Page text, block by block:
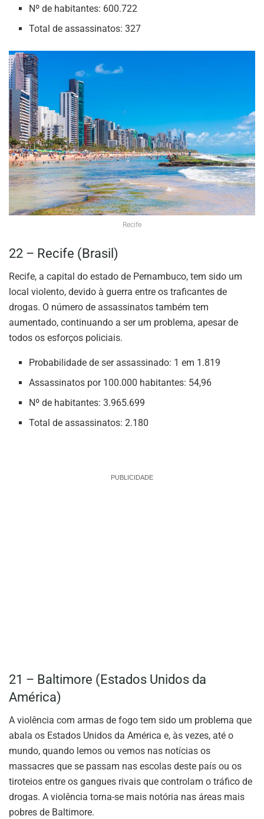
Nº de habitantes: 600.722
Total de assassinatos: 327
Recife
22 – Recife (Brasil)
Recife, a capital do estado de Pernambuco, tem sido um
local violento, devido à guerra entre os traficantes de
drogas. O número de assassinatos também tem
aumentado, continuando a ser um problema, apesar de
todos os esforços policiais.
Probabilidade de ser assassinado: 1 em 1.819
Assassinatos por 100.000 habitantes: 54,96
Nº de habitantes: 3.965.699
Total de assassinatos: 2.180
PUBLICIDADE
21 – Baltimore (Estados Unidos da
América)
A violência com armas de fogo tem sido um problema que
abala os Estados Unidos da América e, às vezes, até o
mundo, quando lemos ou vemos nas notícias os
massacres que se passam nas escolas deste país ou os
tiroteios entre os gangues rivais que controlam o tráfico de
drogas. A violência torna-se mais notória nas áreas mais
pobres de Baltimore.